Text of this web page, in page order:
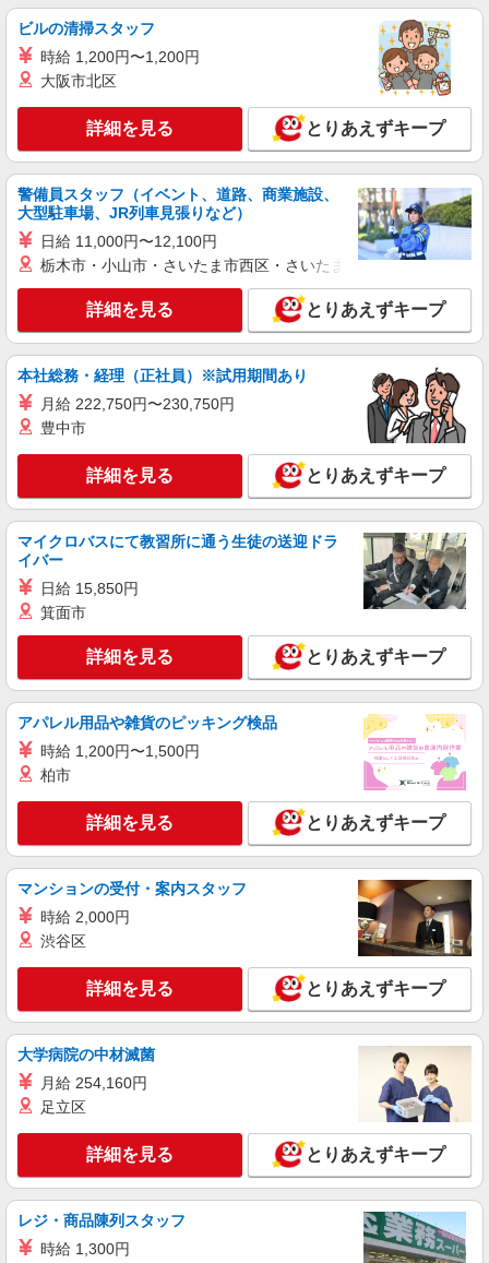
派遣社員
株式会社ケイエムシー
倉庫内作業（ピッキング・出荷準備）
時給1350円〜1687円 ★稼働分前払いOK!!★ ※
日払いOK
大阪府堺市美原区木材通
キープ 詳細を見る
人材プロオフィス株式会社
お弁当箱等のピッキングおよび梱包スタッフ
時給1,200円〜 ◆月収例）144,000円 (1,200円
×6h×20日)
キープ 詳細を見る
株式会社ケイエムシー
工場内軽作業スタッフ
月給：250,000円〜300,000円 賞与：2回／年
昇給：1回／年 交通費：全額支給 ※車・バイク通
勤の方は距離に合わせて通勤手当を支給 退職金制
度 ※その他、福利厚生は「待遇」欄へ記載あり ※
試用期間：入社から3ヶ月 ※試用期間中は時給
大阪府堺市美原区木材通 4-2-11 勤務先名: 日新
キープ 詳細を見る
ビルの清掃スタッフ
時給 1,200円〜1,200円
大阪市北区
詳細を見る とりあえずキープ
警備員スタッフ（イベント、道路、商業施設、
大型駐車場、JR列車見張りなど）
日給 11,000円〜12,100円
栃木市・小山市・さいたま市西区・さいたま市岩槻区・久喜市・
詳細を見る とりあえずキープ
本社総務・経理（正社員）※試用期間あり
月給 222,750円〜230,750円
豊中市
詳細を見る とりあえずキープ
マイクロバスにて教習所に通う生徒の送迎ドラ
イバー
日給 15,850円
箕面市
詳細を見る とりあえずキープ
アパレル用品や雑貨のピッキング検品
時給 1,200円〜1,500円
柏市
詳細を見る とりあえずキープ
マンションの受付・案内スタッフ
時給 2,000円
渋谷区
詳細を見る とりあえずキープ
大学病院の中材滅菌
月給 254,160円
足立区
詳細を見る とりあえずキープ
レジ・商品陳列スタッフ
時給 1,300円